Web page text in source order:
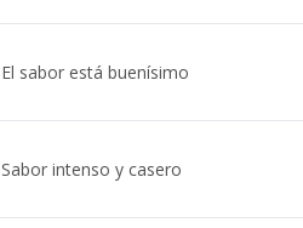
El sabor está buenísimo
Sabor intenso y casero